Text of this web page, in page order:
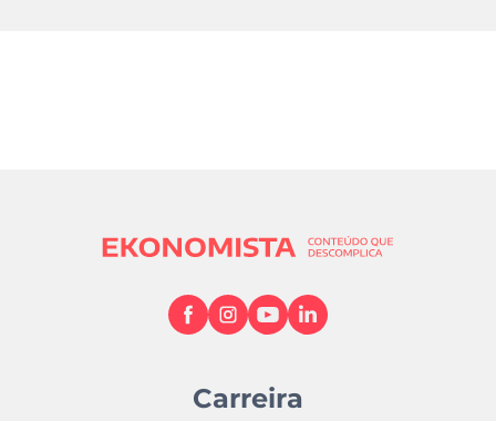
Carreira